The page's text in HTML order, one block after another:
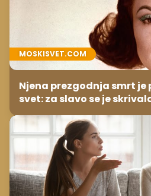
MOSKISVET.COM
Njena prezgodnja smrt
svet: za slavo se je